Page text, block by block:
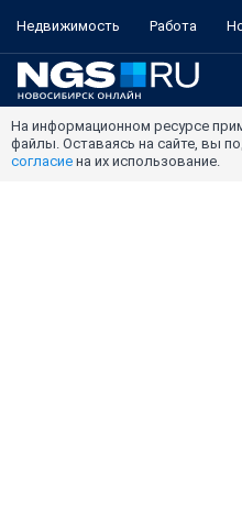
Недвижимость Работа
На информационном ресурсе
файлы. Оставаясь на сайте, вы
согласие на их использование.